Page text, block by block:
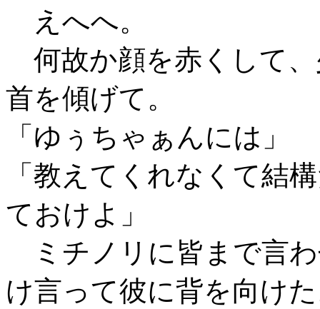
えへへ。
何故か顔を赤くして
首を傾げて。
「ゆぅちゃぁんには」
「教えてくれなくて結
ておけよ」
ミチノリに皆まで言
け言って彼に背を向け